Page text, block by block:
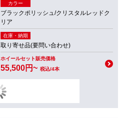
カラー
ブラックポリッシュ/クリスタルレッドク
リア
在庫・納期
取り寄せ品(要問い合わせ)
ホイールセット販売価格
55,500円~ 税込/4本